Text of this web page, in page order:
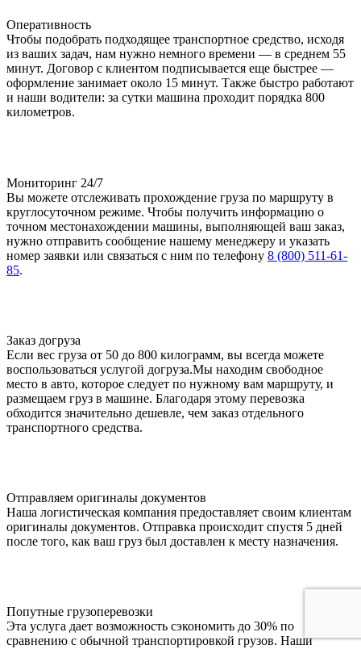
Оперативность
Чтобы подобрать подходящее транспортное средство, исходя
из ваших задач, нам нужно немного времени — в среднем 55
минут. Договор с клиентом подписывается еще быстрее —
оформление занимает около 15 минут. Также быстро работают
и наши водители: за сутки машина проходит порядка 800
километров.
Мониторинг 24/7
Вы можете отслеживать прохождение груза по маршруту в
круглосуточном режиме. Чтобы получить информацию о
точном местонахождении машины, выполняющей ваш заказ,
нужно отправить сообщение нашему менеджеру и указать
номер заявки или связаться с ним по телефону 8 (800) 511-61-
85.
Заказ догруза
Если вес груза от 50 до 800 килограмм, вы всегда можете
воспользоваться услугой догруза.Мы находим свободное
место в авто, которое следует по нужному вам маршруту, и
размещаем груз в машине. Благодаря этому перевозка
обходится значительно дешевле, чем заказ отдельного
транспортного средства.
Отправляем оригиналы документов
Наша логистическая компания предоставляет своим клиентам
оригиналы документов. Отправка происходит спустя 5 дней
после того, как ваш груз был доставлен к месту назначения.
Попутные грузоперевозки
Эта услуга дает возможность сэкономить до 30% по
сравнению с обычной транспортировкой грузов. Наши